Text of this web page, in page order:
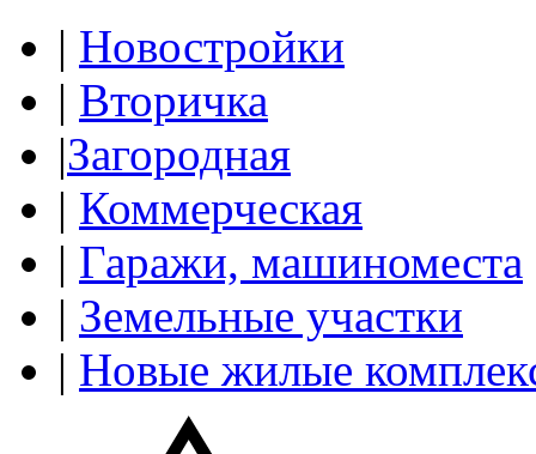
| Новостройки
| Вторичка
|Загородная
| Коммерческая
| Гаражи, машиноместа
| Земельные участки
| Новые жилые